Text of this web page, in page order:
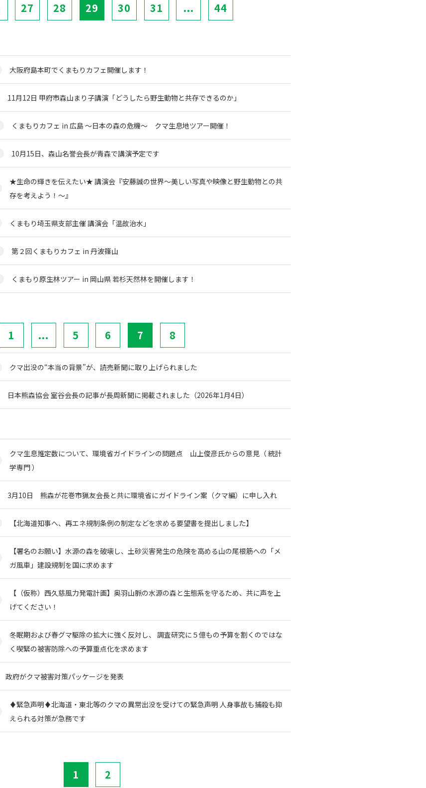
27 28 29 30 31 ... 44
大阪府島本町でくまもりカフェ開催します！
11月12日 甲府市森山まり子講演「どうしたら野生動物と共存できるのか」
くまもりカフェ in 広島 ～日本の森の危機～ クマ生息地ツアー開催！
10月15日、森山名誉会長が青森で講演予定です
★生命の輝きを伝えたい★ 講演会『安藤誠の世界～美しい写真や映像と野生動物との共
存を考えよう！～』
くまもり埼玉県支部主催 講演会「温故治水」
第２回くまもりカフェ in 丹波篠山
くまもり原生林ツアー in 岡山県 若杉天然林を開催します！
1 ... 5 6 7 8
クマ出没の“本当の背景”が、読売新聞に取り上げられました
日本熊森協会 室谷会長の記事が長周新聞に掲載されました（2026年1月4日）
クマ生息推定数について、環境省ガイドラインの問題点 山上俊彦氏からの意見（ 統計
学専門 ）
3月10日 熊森が花巻市猟友会長と共に環境省にガイドライン案（クマ編）に申し入れ
【北海道知事へ、再エネ規制条例の制定などを求める要望書を提出しました】
【署名のお願い】水源の森を破壊し、土砂災害発生の危険を高める山の尾根筋への「メ
ガ風車」建設規制を国に求めます
【（仮称）西久慈風力発電計画】奥羽山脈の水源の森と生態系を守るため、共に声を上
げてください！
冬眠期および春グマ駆除の拡大に強く反対し、 調査研究に５億もの予算を割くのではな
く喫緊の被害防除への予算重点化を求めます
政府がクマ被害対策パッケージを発表
♦️緊急声明♦️北海道・東北等のクマの異常出没を受けての緊急声明 人身事故も捕殺も抑
えられる対策が急務です
1 2